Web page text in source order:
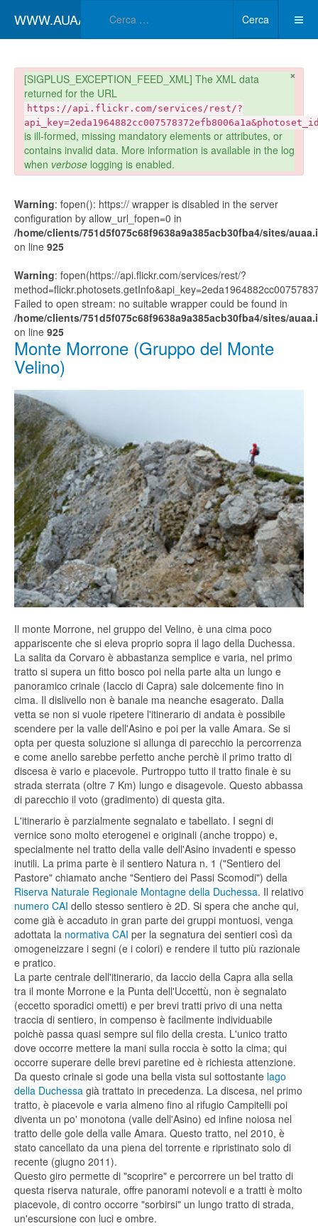
WWW.AUAA.IT
Cerca
×
danger
[SIGPLUS_EXCEPTION_FEED_XML] The XML data
returned for the URL
https://api.flickr.com/services/rest/?
is ill-formed, missing mandatory elements or attributes, or
contains invalid data. More information is available in the log
when verboselogging is enabled.
Warning: fopen(): https:// wrapper is disabled in the server
configuration by allow_url_fopen=0 in
/home/clients/751d5f075c68f9638a9a385acb30fba4/sites/
on line 925
Warning: fopen(https://api.flickr.com/services/rest/?
Failed to open stream: no suitable wrapper could be found in
/home/clients/751d5f075c68f9638a9a385acb30fba4/sites/
on line 925
Monte Morrone (Gruppo del Monte
Velino)
Il monte Morrone, nel gruppo del Velino, è una cima poco
appariscente che si eleva proprio sopra il lago della Duchessa.
La salita da Corvaro è abbastanza semplice e varia, nel primo
tratto si supera un fitto bosco poi nella parte alta un lungo e
panoramico crinale (Iaccio di Capra) sale dolcemente fino in
cima. Il dislivello non è banale ma neanche esagerato. Dalla
vetta se non si vuole ripetere l'itinerario di andata è possibile
scendere per la valle dell'Asino e poi per la valle Amara. Se si
opta per questa soluzione si allunga di parecchio la percorrenza
e come anello sarebbe perfetto anche perchè il primo tratto di
discesa è vario e piacevole. Purtroppo tutto il tratto finale è su
strada sterrata (oltre 7 Km) lungo e disagevole. Questo abbassa
di parecchio il voto (gradimento) di questa gita.
L'itinerario è parzialmente segnalato e tabellato. I segni di
vernice sono molto eterogenei e originali (anche troppo) e,
specialmente nel tratto della valle dell'Asino invadenti e spesso
inutili. La prima parte è il sentiero Natura n. 1 ("Sentiero del
Pastore" chiamato anche "Sentiero dei Passi Scomodi") della
Riserva Naturale Regionale Montagne della Duchessa. Il relativo
numero CAI dello stesso sentiero è 2D. Si spera che anche qui,
come già è accaduto in gran parte dei gruppi montuosi, venga
adottata la normativa CAI per la segnatura dei sentieri così da
omogeneizzare i segni (e i colori) e rendere il tutto più razionale
e pratico.
La parte centrale dell'itinerario, da Iaccio della Capra alla sella
tra il monte Morrone e la Punta dell'Uccettù, non è segnalato
(eccetto sporadici ometti) e per brevi tratti privo di una netta
traccia di sentiero, in compenso è facilmente individuabile
poichè passa quasi sempre sul filo della cresta. L'unico tratto
dove occorre mettere la mani sulla roccia è sotto la cima; qui
occorre superare delle brevi paretine ed è richiesta attenzione.
Da questo crinale si gode una bella vista sul sottostante lago
della Duchessa già trattato in precedenza. La discesa, nel primo
tratto, è piacevole e varia almeno fino al rifugio Campitelli poi
diventa un po' monotona (valle dell'Asino) ed infine noiosa nel
tratto delle gole della valle Amara. Questo tratto, nel 2010, è
stato cancellato da una piena del torrente e ripristinato solo di
recente (giugno 2011).
Questo giro permette di "scoprire" e percorrere un bel tratto di
questa riserva naturale, offre panorami notevoli e a tratti è molto
piacevole, di contro occorre "sorbirsi" un lungo tratto di strada,
un'escursione con luci e ombre.